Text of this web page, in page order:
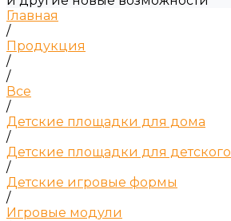
Главная
/
Продукция
/
/
Все
/
Детские площадки для дома
/
Детские площадки для
/
Детские игровые формы
/
Игровые модули